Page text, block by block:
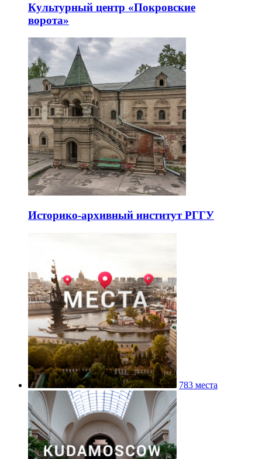
Культурный центр «Покровские
ворота»
Историко-архивный институт РГГУ
783 места